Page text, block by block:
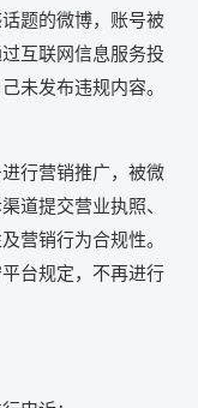
题的微博，账号被
互联网信息服务投
未发布违规内容。
行营销推广，被微
道提交营业执照、
营销行为合规性。
台规定，不再进行